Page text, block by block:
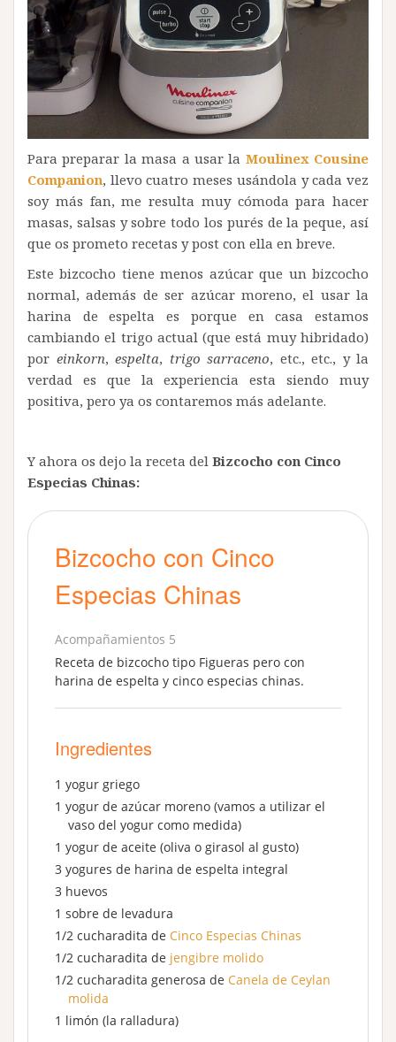
Para preparar la masa a usar la Moulinex Cousine
Companion, llevo cuatro meses usándola y cada vez
soy más fan, me resulta muy cómoda para hacer
masas, salsas y sobre todo los purés de la peque, así
que os prometo recetas y post con ella en breve.
Este bizcocho tiene menos azúcar que un bizcocho
normal, además de ser azúcar moreno, el usar la
harina de espelta es porque en casa estamos
cambiando el trigo actual (que está muy hibridado)
por einkorn, espelta, trigo sarraceno, etc., etc., y la
verdad es que la experiencia esta siendo muy
positiva, pero ya os contaremos más adelante.
Y ahora os dejo la receta del Bizcocho con Cinco
Especias Chinas:
Bizcocho con Cinco
Especias Chinas
Acompañamientos 5
Receta de bizcocho tipo Figueras pero con
harina de espelta y cinco especias chinas.
Ingredientes
1 yogur griego
1 yogur de azúcar moreno (vamos a utilizar el
vaso del yogur como medida)
1 yogur de aceite (oliva o girasol al gusto)
3 yogures de harina de espelta integral
3 huevos
1 sobre de levadura
1/2 cucharadita de Cinco Especias Chinas
1/2 cucharadita de jengibre molido
1/2 cucharadita generosa de Canela de Ceylan
molida
1 limón (la ralladura)